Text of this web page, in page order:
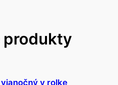
produkty
v rolke